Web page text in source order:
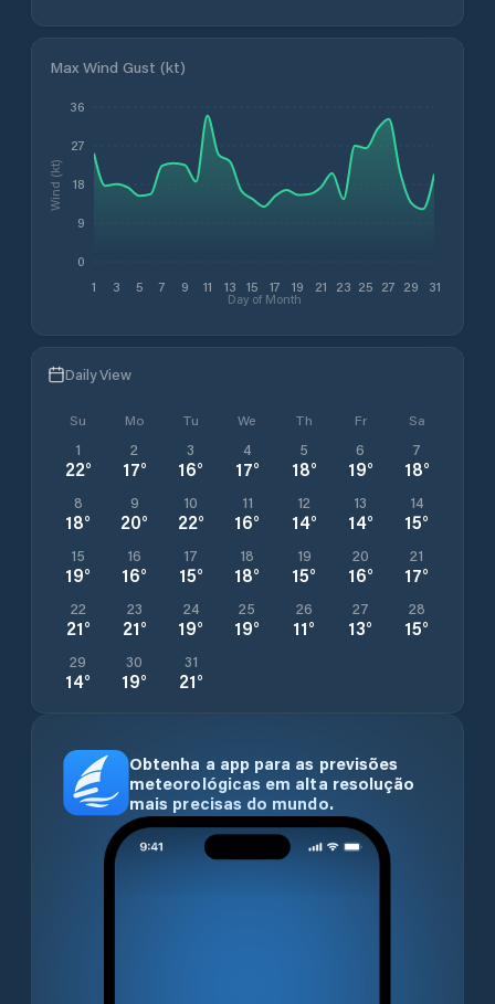
Max Wind Gust (kt)
1 3 5 7 9 11 13 15 17 19 21 23 25 27 29 31
Day of Month
0
9
18
27
36
Wind (kt)
Daily View
Su Mo Tu We Th Fr Sa
1
22°
2
17°
3
16°
4
17°
5
18°
6
19°
7
18°
8
18°
9
20°
10
22°
11
16°
12
14°
13
14°
14
15°
15
19°
16
16°
17
15°
18
18°
19
15°
20
16°
21
17°
22
21°
23
21°
24
19°
25
19°
26
11°
27
13°
28
15°
29
14°
30
19°
31
21°
Obtenha a app para as previsões
meteorológicas em alta resolução
mais precisas do mundo.